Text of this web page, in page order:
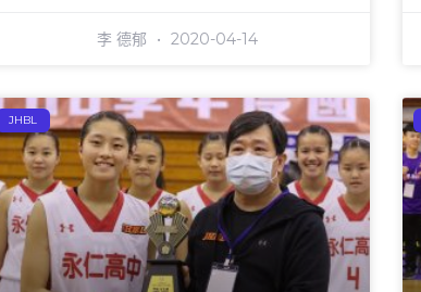
李 德郁 2020-04-14
JHBL